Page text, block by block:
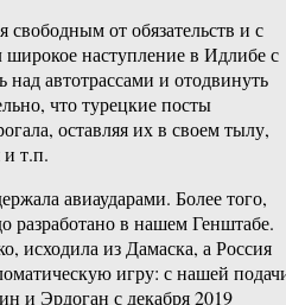
свободным от обязательств и с
широкое наступление в Идлибе с
над автотрассами и отодвинуть
что турецкие посты
оставляя их в своем тылу,
т.п.
авиаударами. Более того,
разработано в нашем Генштабе.
исходила из Дамаска, а Россия
игру: с нашей
и Эрдоган с декабря 2019